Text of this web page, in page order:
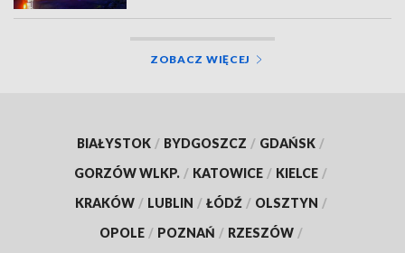
ZOBACZ WIĘCEJ
BIAŁYSTOK / BYDGOSZCZ / GDAŃSK /
GORZÓW WLKP. / KATOWICE / KIELCE /
KRAKÓW / LUBLIN / ŁÓDŹ / OLSZTYN /
OPOLE / POZNAŃ / RZESZÓW /